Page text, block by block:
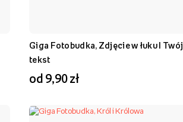
Giga Fotobudka, Zdjęcie w łuku I Twój
tekst
od 9,90 zł